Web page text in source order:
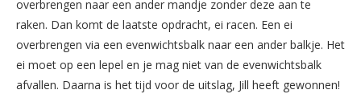
overbrengen naar een ander mandje zonder deze aan te
raken. Dan komt de laatste opdracht, ei racen. Een ei
overbrengen via een evenwichtsbalk naar een ander balkje. Het
ei moet op een lepel en je mag niet van de evenwichtsbalk
afvallen. Daarna is het tijd voor de uitslag, Jill heeft gewonnen!